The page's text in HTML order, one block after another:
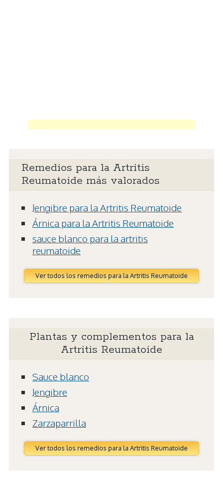
Remedios para la Artritis
Reumatoide más valorados
Jengibre para la Artritis Reumatoide
Árnica para la Artritis Reumatoide
sauce blanco para la artritis
reumatoide
Ver todos los remedios para la Artritis Reumatoide
Plantas y complementos para la
Artritis Reumatoide
Sauce blanco
Jengibre
Árnica
Zarzaparrilla
Ver todos los remedios para la Artritis Reumatoide